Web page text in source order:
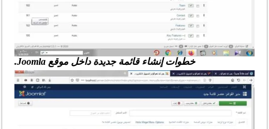
خطوات إنشاء قائمة جديدة داخل موقع Joomla.